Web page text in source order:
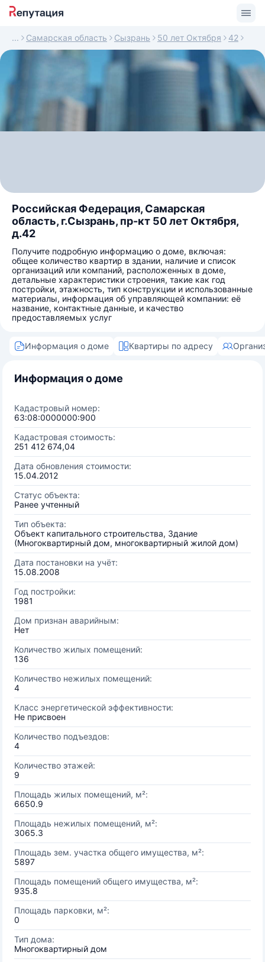
Самарская область Сызрань 50 лет Октября 42
Российская Федерация, Самарская
область, г.Сызрань, пр-кт 50 лет Октября,
д.42
Получите подробную информацию о доме, включая:
общее количество квартир в здании, наличие и список
организаций или компаний, расположенных в доме,
детальные характеристики строения, такие как год
постройки, этажность, тип конструкции и использованные
материалы, информация об управляющей компании: её
название, контактные данные, и качество
предоставляемых услуг
Информация о доме Квартиры по адресу
Информация о доме
Кадастровый номер:
63:08:0000000:900
Кадастровая стоимость:
251 412 674,04
Дата обновления стоимости:
15.04.2012
Статус объекта:
Ранее учтенный
Тип объекта:
Объект капитального строительства, Здание
(Многоквартирный дом, многоквартирный жилой дом)
Дата постановки на учёт:
15.08.2008
Год постройки:
1981
Дом признан аварийным:
Нет
Количество жилых помещений:
136
Количество нежилых помещений:
4
Класс энергетической эффективности:
Не присвоен
Количество подъездов:
4
Количество этажей:
9
Площадь жилых помещений, м²:
6650.9
Площадь нежилых помещений, м²:
3065.3
Площадь зем. участка общего имущества, м²:
5897
Площадь помещений общего имущества, м²:
935.8
Площадь парковки, м²:
0
Тип дома:
Многоквартирный дом